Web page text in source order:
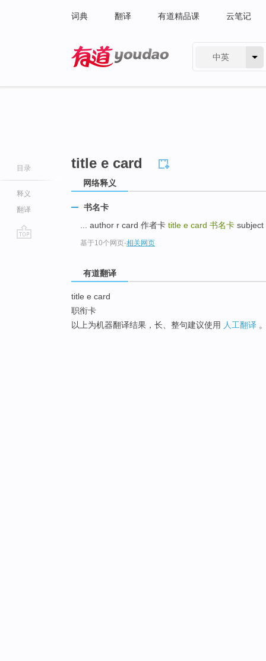
词典 翻译 有道精品课 云笔记
中英
目录
释义
翻译
title e card
网络释义
书名卡
... author r card 作者卡 title e card 书名卡 subject
基于10个网页-相关网页
有道翻译
title e card
职衔卡
以上为机器翻译结果，长、整句建议使用 人工翻译